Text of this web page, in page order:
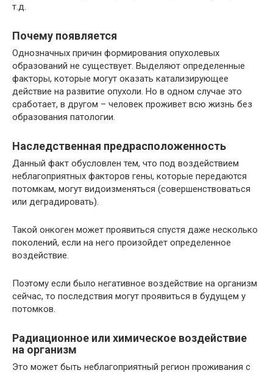
т.д.
Почему появляется
Однозначных причин формирования опухолевых
образований не существует. Выделяют определенные
факторы, которые могут оказать катализирующее
действие на развитие опухоли. Но в одном случае это
сработает, в другом – человек проживет всю жизнь без
образования патологии.
Наследственная предрасположенность
Данный факт обусловлен тем, что под воздействием
неблагоприятных факторов гены, которые передаются
потомкам, могут видоизменяться (совершенствоваться
или деградировать).
Такой онкоген может проявиться спустя даже несколько
поколений, если на него произойдет определенное
воздействие.
Поэтому если было негативное воздействие на организм
сейчас, то последствия могут проявиться в будущем у
потомков.
Радиационное или химическое воздействие
на организм
Это может быть неблагоприятный регион проживания с